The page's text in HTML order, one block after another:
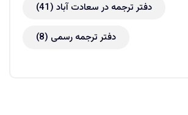
دفتر ترجمه در سعادت آباد (41)
دفتر ترجمه رسمی (8)